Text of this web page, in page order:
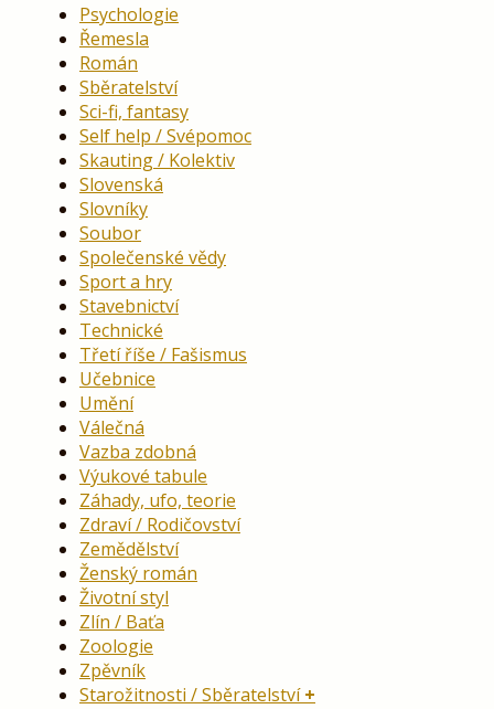
Psychologie
Řemesla
Román
Sběratelství
Sci-fi, fantasy
Self help / Svépomoc
Skauting / Kolektiv
Slovenská
Slovníky
Soubor
Společenské vědy
Sport a hry
Stavebnictví
Technické
Třetí říše / Fašismus
Učebnice
Umění
Válečná
Vazba zdobná
Výukové tabule
Záhady, ufo, teorie
Zdraví / Rodičovství
Zemědělství
Ženský román
Životní styl
Zlín / Baťa
Zoologie
Zpěvník
Starožitnosti / Sběratelství